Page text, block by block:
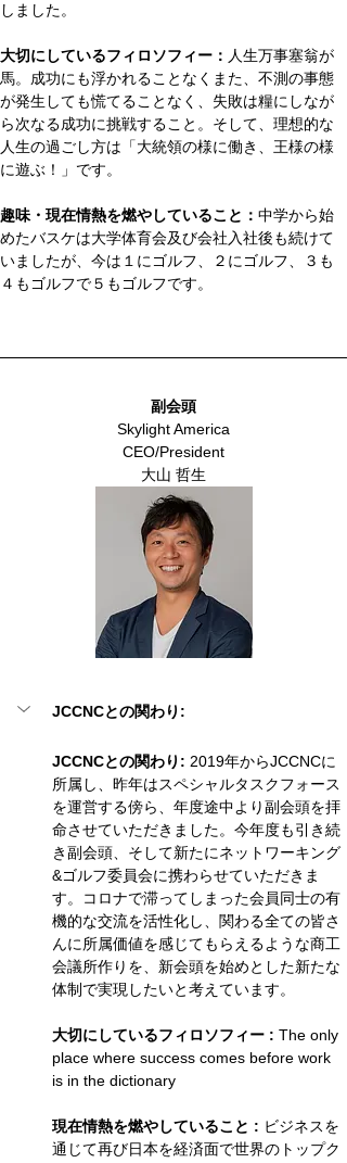
しました。
大切にしているフィロソフィー： 人生万事塞翁が
馬。成功にも浮かれることなくまた、不測の事態
が発生しても慌てることなく、失敗は糧にしなが
ら次なる成功に挑戦すること。そして、理想的な
人生の過ごし方は「大統領の様に働き、王様の様
に遊ぶ！」です。
趣味・現在情熱を燃やしていること： 中学から始
めたバスケは大学体育会及び会社入社後も続けて
いましたが、今は１にゴルフ、２にゴルフ、３も
４もゴルフで５もゴルフです。
副会頭
Skylight America
CEO/President
大山 哲生
JCCNCとの関わり:
JCCNCとの関わり: 2019年からJCCNCに
所属し、昨年はスペシャルタスクフォース
を運営する傍ら、年度途中より副会頭を拝
命させていただきました。今年度も引き続
き副会頭、そして新たにネットワーキング
&ゴルフ委員会に携わらせていただきま
す。コロナで滞ってしまった会員同士の有
機的な交流を活性化し、関わる全ての皆さ
んに所属価値を感じてもらえるような商工
会議所作りを、新会頭を始めとした新たな
体制で実現したいと考えています。
大切にしているフィロソフィー : The only
place where success comes before work
is in the dictionary
現在情熱を燃やしていること : ビジネスを
通じて再び日本を経済面で世界のトップク